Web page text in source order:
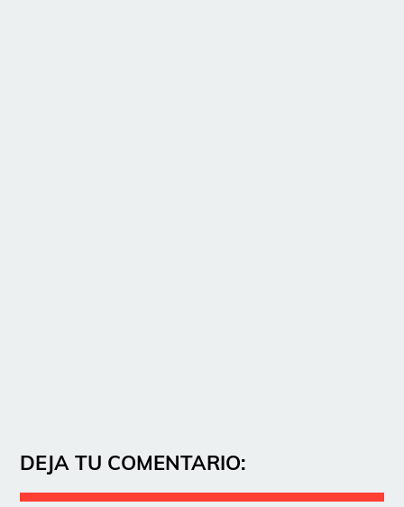
DEJA TU COMENTARIO: